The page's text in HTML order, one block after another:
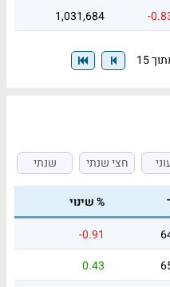
-
1,031,684
חצי שנתי שנתי
% שינוי
-0.91
0.43